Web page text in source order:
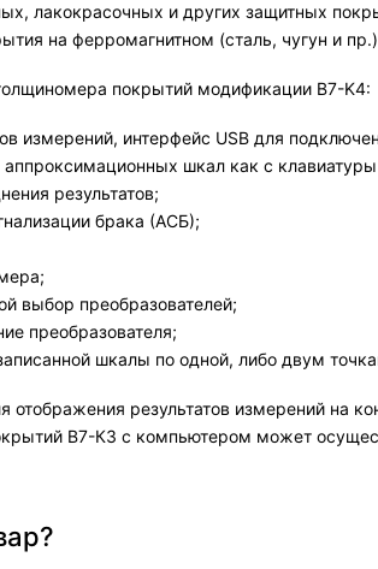
лакокрасочных и других защитных
на ферромагнитном (сталь, чугун и
покрытий модификации В7-K4:
измерений, интерфейс USB для
шкал как с
результатов;
брака (АСБ);
выбор преобразователей;
преобразователя;
шкалы по одной, либо двум
отображения результатов измерений на
В7-К3 с компьютером может